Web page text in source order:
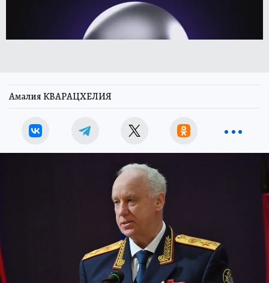
Амалия КВАРАЦХЕЛИЯ